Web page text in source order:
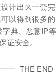
计出来一套
以得到很多
典、恶意IP
证安全。
THE END